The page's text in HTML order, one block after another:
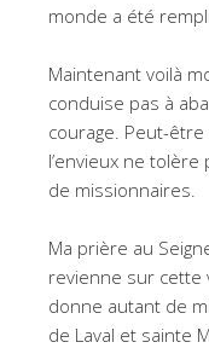
monde a été
Maintenant voilà
conduise pas à
courage. Peut-être
l’envieux ne
de missionnaires.
Ma prière au
revienne sur cette
donne autant de
de Laval et sainte